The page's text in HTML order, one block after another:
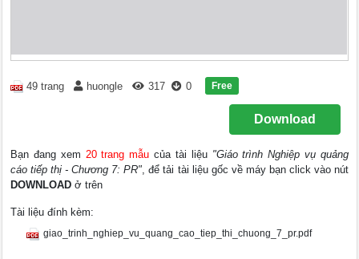
49 trang huongle 317 0 Free
Download
Bạn đang xem 20 trang mẫu của tài liệu "Giáo trình Nghiệp vụ quảng
cáo tiếp thị - Chương 7: PR", để tải tài liệu gốc về máy bạn click vào nút
DOWNLOAD ở trên
Tài liệu đính kèm:
giao_trinh_nghiep_vu_quang_cao_tiep_thi_chuong_7_pr.pdf